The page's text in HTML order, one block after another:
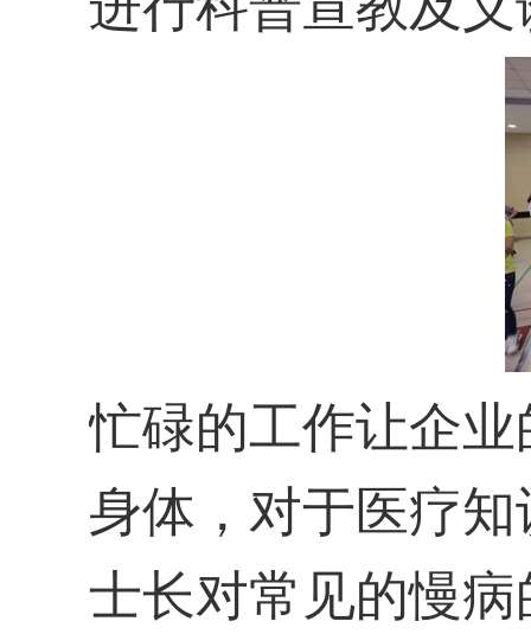
忙碌的工作让企
身体，对于医疗
士长对常见的慢